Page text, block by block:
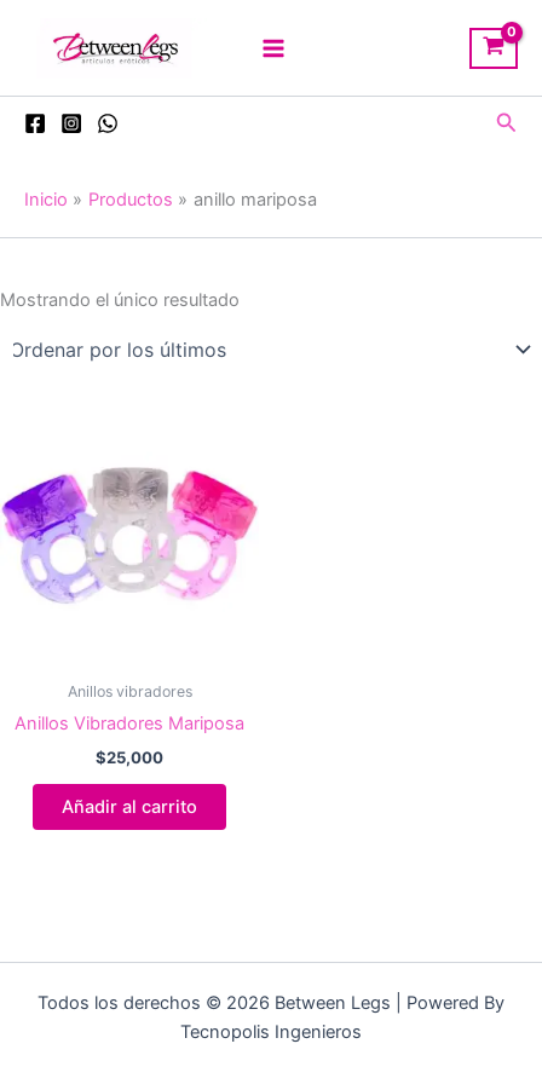
Inicio Productos anillo mariposa
Mostrando el único resultado
Anillos vibradores
Anillos Vibradores Mariposa
$25,000
Añadir al carrito
Todos los derechos © 2026 Between Legs | Powered By
Tecnopolis Ingenieros